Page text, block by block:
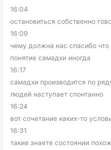
16:04
остановиться собственно
16:09
чему должна нас спасибо что
понятие самадхи иногда
16:17
самадхи производится по
людей наступает спонтанно
16:24
вот сочетание каких-то
16:31
такие знаете состоянии